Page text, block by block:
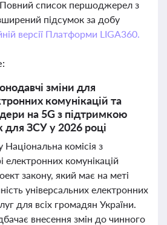
Повний список першоджерел з
підсумок за добу
версії Платформи LIGA360.
зміни для
комунікацій та
на 5G з підтримкою
ЗСУ у 2026 році
комісія з
електронних комунікацій
закону, який має на меті
універсальних електронних
для всіх громадян України.
внесення змін до чинного